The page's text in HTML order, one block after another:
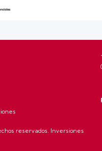
reservados. Inversiones